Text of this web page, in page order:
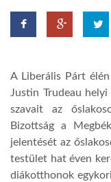
A NAP SZÉPE
LINKTR.EE
A Liberális Párt
Justin Trudeau
szavait az
Bizottság a
jelentését az
testület hat éven
diákotthonok